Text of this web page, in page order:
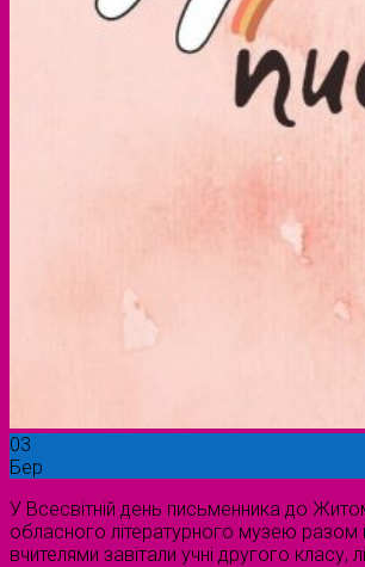
03
Бер
У Всесвітній день письменника до
обласного літературного музею разом
вчителями завітали учні другого класу,